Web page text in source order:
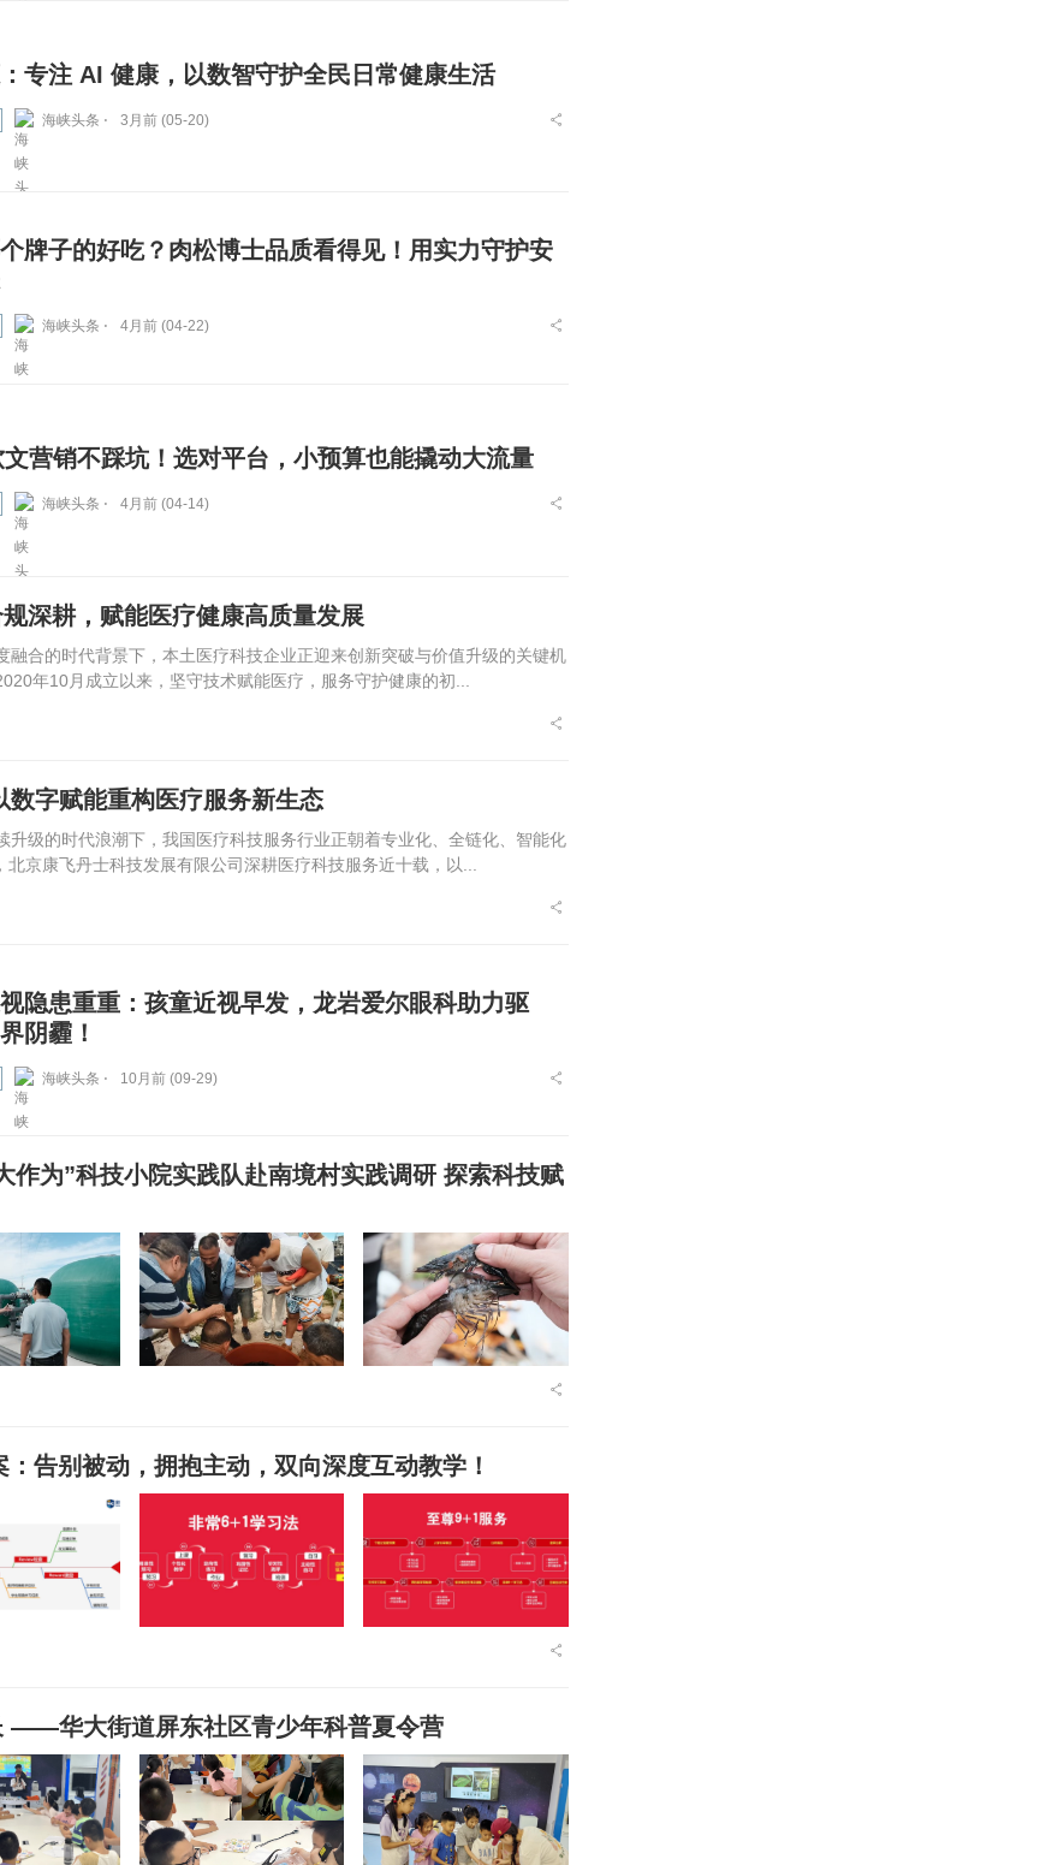
专注 AI 健康，以数智守护全民日常健康生活
海峡头条 ⋅ 3月前 (05-20)
牌子的好吃？肉松博士品质看得见！用实力守护安
海峡头条 ⋅ 4月前 (04-22)
营销不踩坑！选对平台，小预算也能撬动大流量
海峡头条 ⋅ 4月前 (04-14)
深耕，赋能医疗健康高质量发展
融合的时代背景下，本土医疗科技企业正迎来创新突破与价值升级的关键机
年10月成立以来，坚守技术赋能医疗，服务守护健康的初...
字赋能重构医疗服务新生态
升级的时代浪潮下，我国医疗科技服务行业正朝着专业化、全链化、智能化
京康飞丹士科技发展有限公司深耕医疗科技服务近十载，以...
隐患重重：孩童近视早发，龙岩爱尔眼科助力驱
阴霾！
海峡头条 ⋅ 10月前 (09-29)
作为”科技小院实践队赴南境村实践调研 探索科技赋
告别被动，拥抱主动，双向深度互动教学！
——华大街道屏东社区青少年科普夏令营